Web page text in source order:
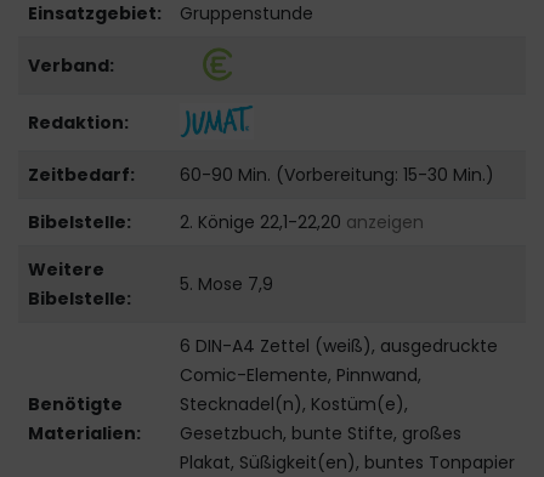
Einsatzgebiet:
Gruppenstunde
Verband:
Redaktion:
Zeitbedarf:
60-90 Min. (Vorbereitung: 15-30 Min.)
Bibelstelle:
2. Könige 22,1-22,20 anzeigen
Weitere
Bibelstelle:
5. Mose 7,9
Benötigte
Materialien:
6 DIN-A4 Zettel (weiß), ausgedruckte
Comic-Elemente, Pinnwand,
Stecknadel(n), Kostüm(e),
Gesetzbuch, bunte Stifte, großes
Plakat, Süßigkeit(en), buntes Tonpapier